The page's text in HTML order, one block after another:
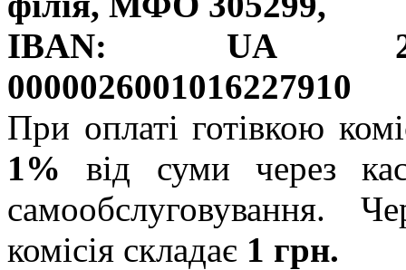
IBAN: UA
0000026001016227910
При оплаті готівкою
1% від суми через
самообслуговування.
комісія складає 1 грн.